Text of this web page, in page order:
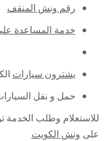
رقم ونش المنقف
خدمة المساعدة
يشترون سيارات
حمل و نقل
للاستعلام وطلب الخدمة
على ونش الكويت